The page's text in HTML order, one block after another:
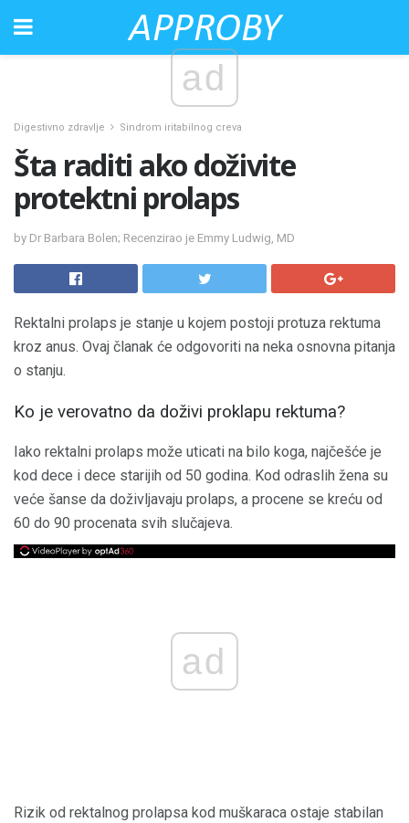
ad
Digestivno zdravlje Sindrom iritabilnog creva
Šta raditi ako doživite
protektni prolaps
by Dr Barbara Bolen; Recenzirao je Emmy Ludwig, MD
Rektalni prolaps je stanje u kojem postoji protuza rektuma
kroz anus. Ovaj članak će odgovoriti na neka osnovna pitanja
o stanju.
Ko je verovatno da doživi proklapu rektuma?
Iako rektalni prolaps može uticati na bilo koga, najčešće je
kod dece i dece starijih od 50 godina. Kod odraslih žena su
veće šanse da doživljavaju prolaps, a procene se kreću od
60 do 90 procenata svih slučajeva.
ad
Rizik od rektalnog prolapsa kod muškaraca ostaje stabilan